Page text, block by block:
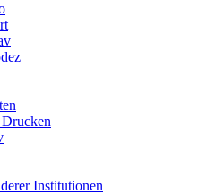
Institutionen